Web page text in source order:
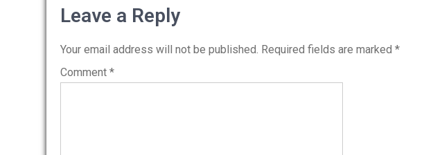
navigation
Leave a Reply
Your email address will not be published. Required fields are marked *
Comment *